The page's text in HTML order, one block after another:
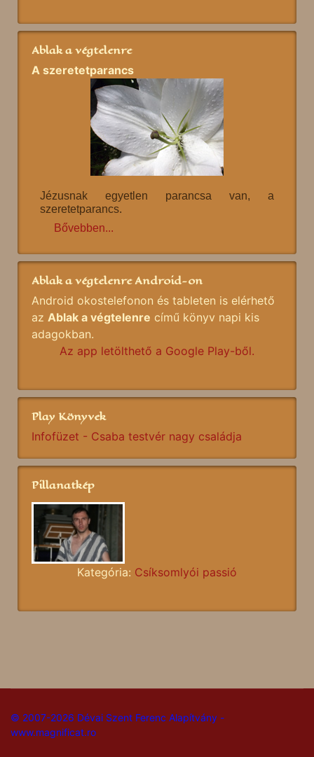
Ablak a végtelenre
A szeretetparancs
Jézusnak egyetlen parancsa van, a
szeretetparancs.
Bővebben...
Ablak a végtelenre Android-on
Android okostelefonon és tableten is elérhető
az Ablak a végtelenre című könyv napi kis
adagokban.
Az app letölthető a Google Play-ből.
Play Könyvek
Infofüzet - Csaba testvér nagy családja
Pillanatkép
Kategória: Csíksomlyói passió
© 2007-2026 Dévai Szent Ferenc Alapítvány -
www.magnificat.ro